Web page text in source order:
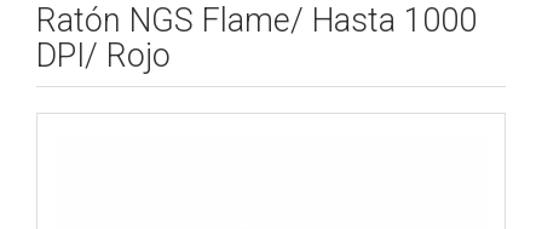
Ratón NGS Flame/ Hasta 1000
DPI/ Rojo